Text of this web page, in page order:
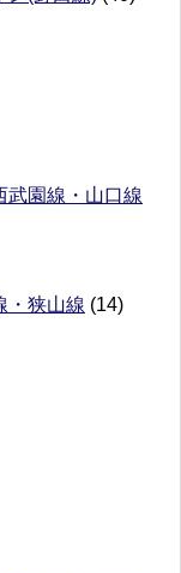
武園線・山口線
・狭山線 (14)